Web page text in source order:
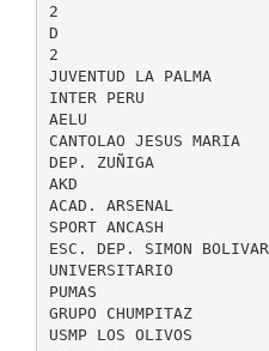
2
D
2
JUVENTUD LA PALMA
INTER PERU
AELU
CANTOLAO JESUS MARIA
DEP. ZUÑIGA
AKD
ACAD. ARSENAL
SPORT ANCASH
ESC. DEP. SIMON BOLIVAR
UNIVERSITARIO
PUMAS
GRUPO CHUMPITAZ
USMP LOS OLIVOS